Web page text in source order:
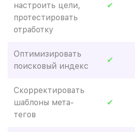
настроить цели,
протестировать
отработку
✔
Оптимизировать
поисковый индекс
✔
Скорректировать
шаблоны мета-
тегов
✔